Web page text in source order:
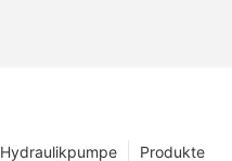
Produkte
Hydraulikpumpe